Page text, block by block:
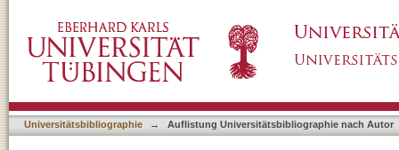
Universitätsbibliographie → Auflistung Universitätsbibliographie nach Autor